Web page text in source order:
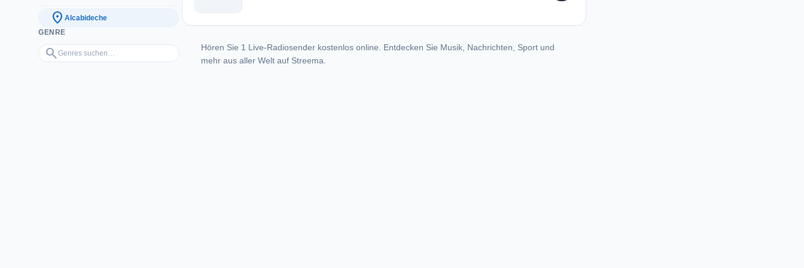
location_on Alcabideche
GENRE
search
Genres suchen…
Hören Sie 1 Live-Radiosender kostenlos online. Entdecken Sie Musik, Nachrichten, Sport und
mehr aus aller Welt auf Streema.